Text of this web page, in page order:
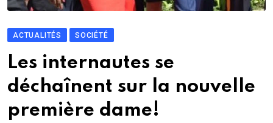
ACTUALITÉS SOCIÉTÉ
Les internautes se
déchaînent sur la nouvelle
première dame!